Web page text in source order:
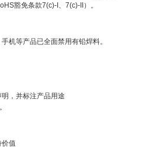
豁免条款7(c)-I、7(c)-II）。
机等产品已全面禁用有铅焊料。
，并标注产品用途
值